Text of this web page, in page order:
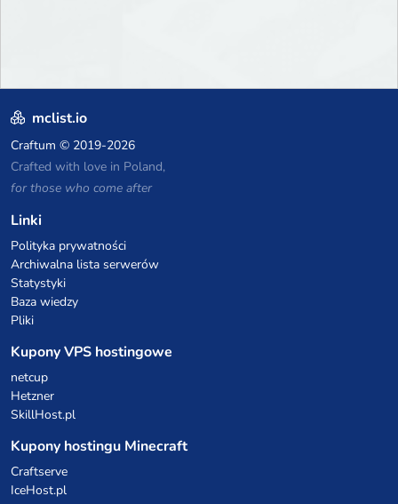
mclist.io
Craftum © 2019-2026
Crafted with love in Poland,
for those who come after
Linki
Polityka prywatności
Archiwalna lista serwerów
Statystyki
Baza wiedzy
Pliki
Kupony VPS hostingowe
netcup
Hetzner
SkillHost.pl
Kupony hostingu Minecraft
Craftserve
IceHost.pl